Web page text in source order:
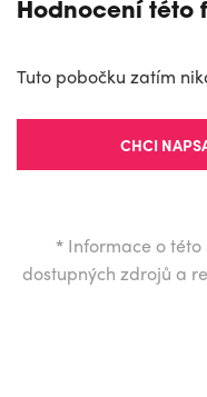
Hodnocení této
Tuto pobočku zatím
CHCI
* Informace o
dostupných zdrojů a